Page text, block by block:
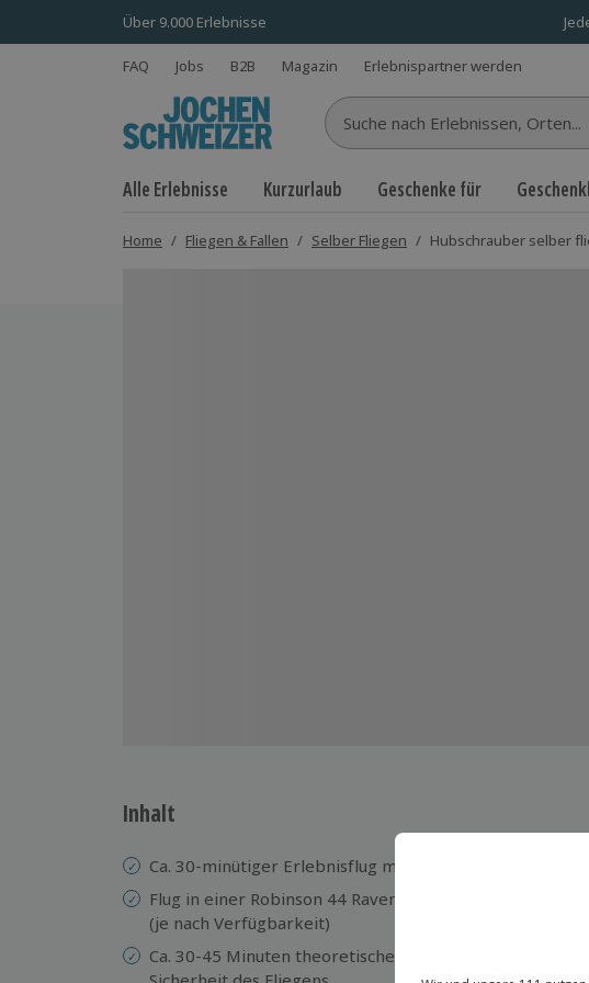
Über 9.000 Erlebnisse
FAQ Jobs B2B Magazin Erlebnispartner werden
Suche nach Erlebnissen...
Alle Erlebnisse Kurzurlaub Geschenke für
Home / Fliegen & Fallen / Selber Fliegen / Hubschrauber selber
Inhalt
Ca. 30-minütiger Erlebnisflug mit Pilot für eine Person
Flug in einer Robinson 44 Raven oder einem
(je nach Verfügbarkeit)
Ca. 30-45 Minuten theoretische Einweisung in die